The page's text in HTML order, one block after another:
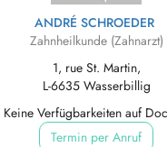
ANDRÉ SCHROEDER
Zahnheilkunde (Zahnarzt)
1, rue St. Martin,
L-6635 Wasserbillig
Keine Verfügbarkeiten auf
Termin per Anruf